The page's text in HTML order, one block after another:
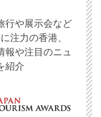
行や展示会など
注力の香港、
報や注目のニュ
紹介